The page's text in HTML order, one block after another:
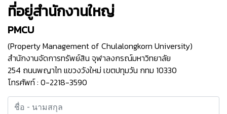
ที่อยู่สํานักงานใหญ่
PMCU
(Property Management of Chulalongkorn University)
สํานักงานจัดการทรัพย์สิน จุฬาลงกรณ์มหาวิทยาลัย
254 ถนนพญาไท แขวงวังใหม่ เขตปทุมวัน กทม 10330
โทรศัพท์ : 0-2218-3590